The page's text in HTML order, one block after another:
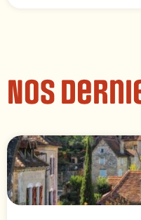
Nos